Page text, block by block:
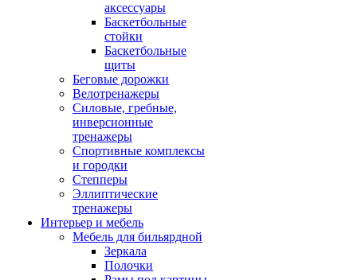
аксессуары
Баскетбольные
стойки
Баскетбольные
щиты
Беговые дорожки
Велотренажеры
Силовые, гребные,
инверсионные
тренажеры
Спортивные комплексы
и городки
Степперы
Эллиптические
тренажеры
Интерьер и мебель
Мебель для бильярдной
Зеркала
Полочки